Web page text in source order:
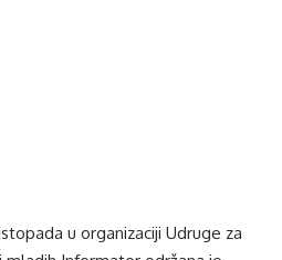
u organizaciji Udruge za